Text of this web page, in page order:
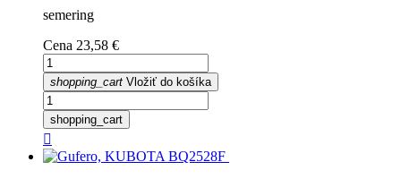
semering
Cena 23,58 €
shopping_cart Vložiť do košíka
shopping_cart
